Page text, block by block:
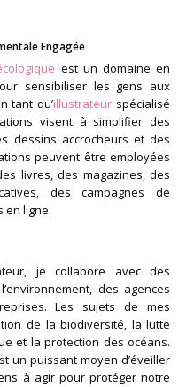
Engagée
est un domaine en
sensibiliser les gens aux
tant qu’illustrateur spécialisé
visent à simplifier des
dessins accrocheurs et des
peuvent être employées
livres, des magazines, des
des campagnes de
en ligne.
je collabore avec des
des agences
Les sujets de mes
de la biodiversité, la lutte
et la protection des océans.
un puissant moyen d’éveiller
à agir pour protéger notre